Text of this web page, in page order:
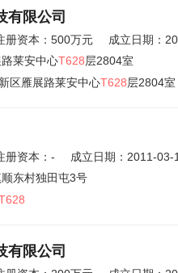
有限公司
册资本：500万元
成立日期：
莱安中心T628层2804室
区雁展路莱安中心T628层2804室
册资本：-
成立日期：2011-03-
东村独田屯3号
有限公司